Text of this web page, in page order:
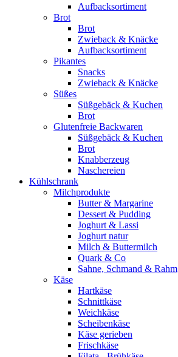
Aufbacksortiment
Brot
Brot
Zwieback & Knäcke
Aufbacksortiment
Pikantes
Snacks
Zwieback & Knäcke
Süßes
Süßgebäck & Kuchen
Brot
Glutenfreie Backwaren
Süßgebäck & Kuchen
Brot
Knabberzeug
Naschereien
Kühlschrank
Milchprodukte
Butter & Margarine
Dessert & Pudding
Joghurt & Lassi
Joghurt natur
Milch & Buttermilch
Quark & Co
Sahne, Schmand & Rahm
Käse
Hartkäse
Schnittkäse
Weichkäse
Scheibenkäse
Käse gerieben
Frischkäse